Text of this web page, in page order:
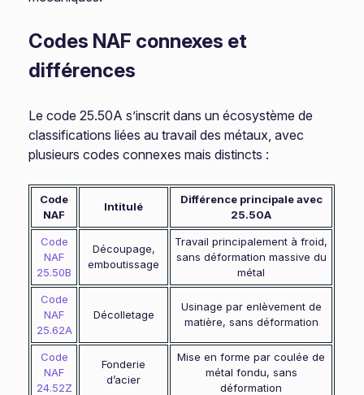
Codes NAF connexes et
différences
Le code 25.50A s’inscrit dans un écosystème de
classifications liées au travail des métaux, avec
plusieurs codes connexes mais distincts :
Code
NAF
Intitulé
Différence principale avec
25.50A
Code
NAF
25.50B
Découpage,
emboutissage
Travail principalement à froid,
sans déformation massive du
métal
Code
NAF
25.62A
Décolletage
Usinage par enlèvement de
matière, sans déformation
Code
NAF
24.52Z
Fonderie
d’acier
Mise en forme par coulée de
métal fondu, sans
déformation